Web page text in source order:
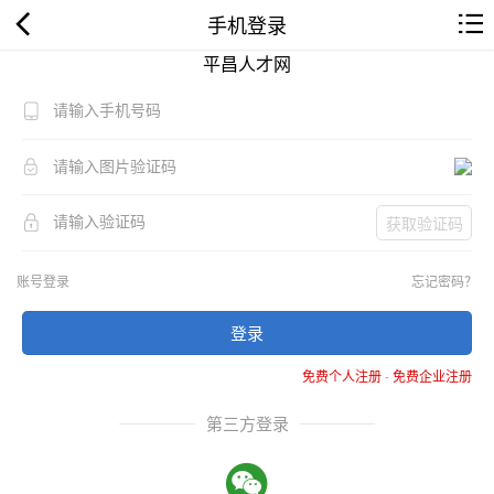
手机登录
平昌人才网
获取验证码
账号登录 忘记密码？
登录
免费个人注册-免费企业注册
第三方登录